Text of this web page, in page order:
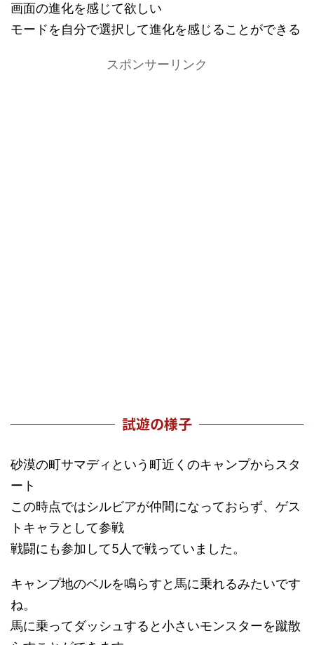
画面の進化を感じて欲しい
モードを自分で選択して進化を感じることができる
スポンサーリンク
試遊の様子
砂漠の町サマディという町近くのキャンプからスタ
ート
この時点ではシルビアが仲間になっておらず、ゲス
トキャラとして参戦
戦闘にも参加して5人で戦っていました。
キャンプ地のベルを鳴らすと馬に乗れるみたいです
ね。
馬に乗ってダッシュすると小さいモンスターを蹴散